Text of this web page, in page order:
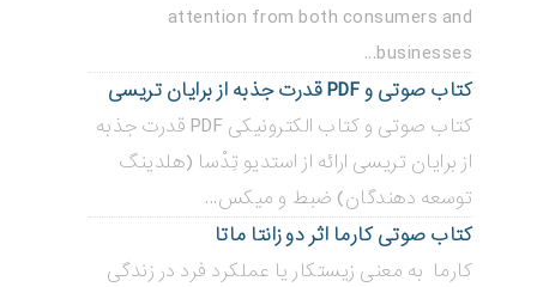
attention from both consumers and
businesses...
کتاب صوتی و PDF قدرت جذبه از برایان تریسی
کتاب صوتی و کتاب الکترونیکی PDF قدرت جذبه
از برایان تریسی ارائه از استدیو تِدْسا (هلدینگ
توسعه دهندگان) ضبط و میکس...
کتاب صوتی کارما اثر دو زانتا ماتا
کارما به معنی زیستکار یا عملکرد فرد در زندگی